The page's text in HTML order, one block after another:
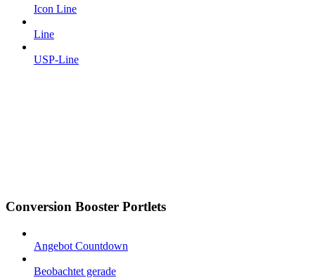
Icon Line
Line
USP-Line
Conversion Booster Portlets
Angebot Countdown
Beobachtet gerade